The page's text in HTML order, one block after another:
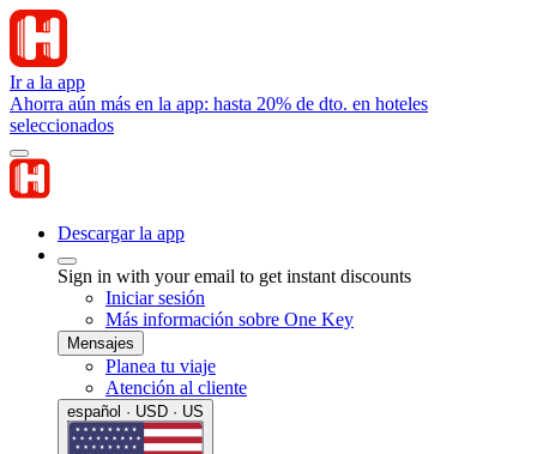
Ir a la app
Ahorra aún más en la app: hasta 20% de dto. en hoteles
seleccionados
Descargar la app
Sign in with your email to get instant discounts
Iniciar sesión
Más información sobre One Key
Mensajes
Planea tu viaje
Atención al cliente
español · USD · US